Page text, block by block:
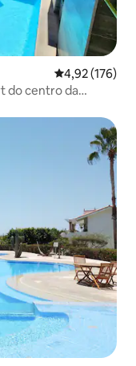
4,92 de uma
4,92 (176)
do centro da